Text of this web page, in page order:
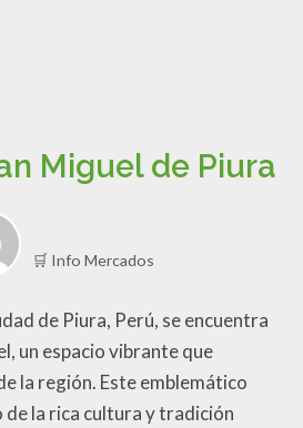
Miguel de Piura
🛒 Info Mercados
de Piura, Perú, se encuentra
un espacio vibrante que
la región. Este emblemático
de la rica cultura y tradición